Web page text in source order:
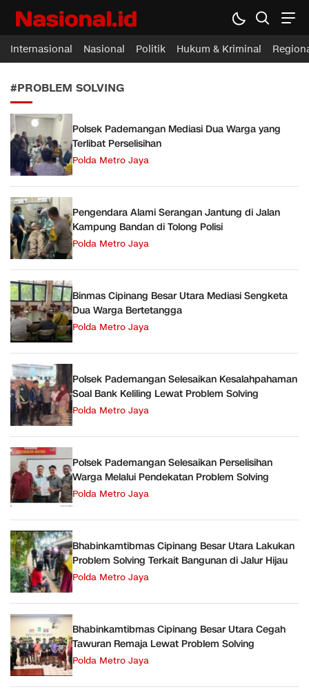
Nasional.id
Membawa Inspirasi Untuk Indonesia
Internasional Nasional Politik Hukum & Kriminal
#PROBLEM SOLVING
Polsek Pademangan Mediasi Dua Warga yang
Terlibat Perselisihan
Polda Metro Jaya
Pengendara Alami Serangan Jantung di Jalan
Kampung Bandan di Tolong Polisi
Polda Metro Jaya
Binmas Cipinang Besar Utara Mediasi Sengketa
Dua Warga Bertetangga
Polda Metro Jaya
Polsek Pademangan Selesaikan Kesalahpahaman
Soal Bank Keliling Lewat Problem Solving
Polda Metro Jaya
Polsek Pademangan Selesaikan Perselisihan
Warga Melalui Pendekatan Problem Solving
Polda Metro Jaya
Bhabinkamtibmas Cipinang Besar Utara Lakukan
Problem Solving Terkait Bangunan di Jalur Hijau
Polda Metro Jaya
Bhabinkamtibmas Cipinang Besar Utara Cegah
Tawuran Remaja Lewat Problem Solving
Polda Metro Jaya